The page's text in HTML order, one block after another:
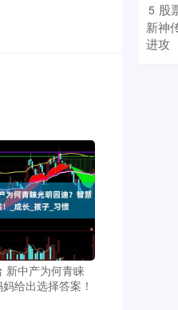
新中产为何青睐
给出选择答案！
5 股
新神
进攻